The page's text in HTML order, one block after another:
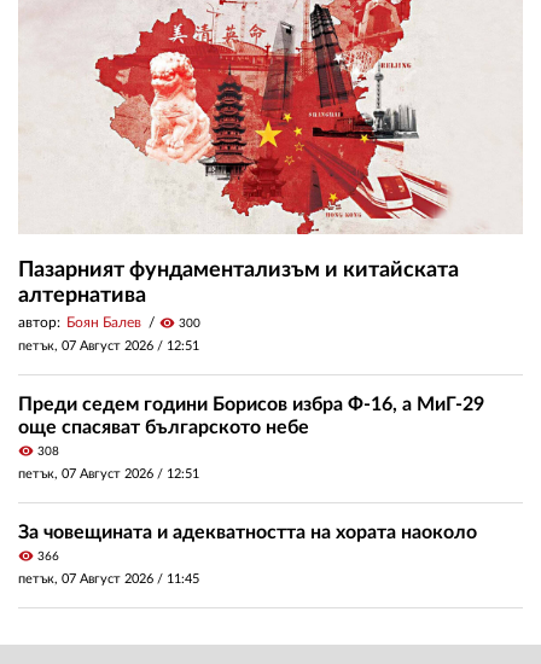
Пазарният фундаментализъм и китайската
алтернатива
автор: Боян Балев visibility 300
петък, 07 Август 2026 / 12:51
Преди седем години Борисов избра Ф-16, а МиГ-29
още спасяват българското небе
visibility 308
петък, 07 Август 2026 / 12:51
За човещината и адекватността на хората наоколо
visibility 366
петък, 07 Август 2026 / 11:45